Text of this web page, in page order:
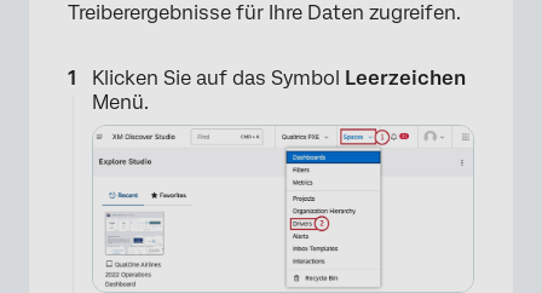
Treiberergebnisse für Ihre Daten zugreifen.
Klicken Sie auf das Symbol Leerzeichen
Menü.